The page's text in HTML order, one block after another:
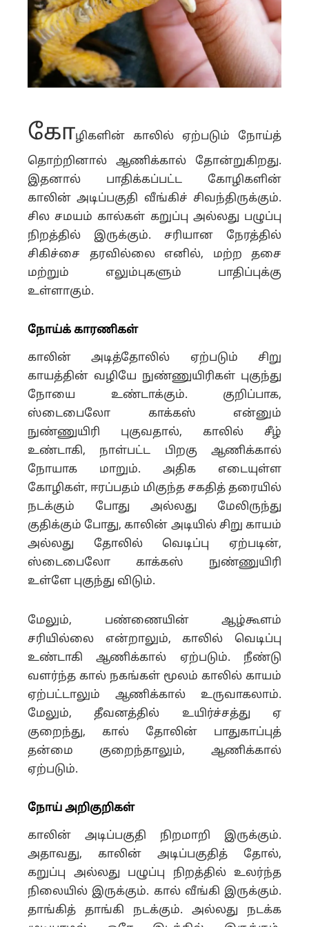
கோழிகளின் காலில் ஏற்படும் நோய்த்
தொற்றினால் ஆணிக்கால் தோன்றுகிறது.
இதனால் பாதிக்கப்பட்ட கோழிகளின்
காலின் அடிப்பகுதி வீங்கிச் சிவந்திருக்கும்.
சில சமயம் கால்கள் கறுப்பு அல்லது பழுப்பு
நிறத்தில் இருக்கும். சரியான நேரத்தில்
சிகிச்சை தரவில்லை எனில், மற்ற தசை
மற்றும் எலும்புகளும் பாதிப்புக்கு
உள்ளாகும்.
நோய்க் காரணிகள்
காலின் அடித்தோலில் ஏற்படும் சிறு
காயத்தின் வழியே நுண்ணுயிரிகள் புகுந்து
நோயை உண்டாக்கும். குறிப்பாக,
ஸ்டைபைலோ காக்கஸ் என்னும்
நுண்ணுயிரி புகுவதால், காலில் சீழ்
உண்டாகி, நாள்பட்ட பிறகு ஆணிக்கால்
நோயாக மாறும். அதிக எடையுள்ள
கோழிகள், ஈரப்பதம் மிகுந்த சகதித் தரையில்
நடக்கும் போது அல்லது மேலிருந்து
குதிக்கும் போது, காலின் அடியில் சிறு காயம்
அல்லது தோலில் வெடிப்பு ஏற்படின்,
ஸ்டைபைலோ காக்கஸ் நுண்ணுயிரி
உள்ளே புகுந்து விடும்.
மேலும், பண்ணையின் ஆழ்கூளம்
சரியில்லை என்றாலும், காலில் வெடிப்பு
உண்டாகி ஆணிக்கால் ஏற்படும். நீண்டு
வளர்ந்த கால் நகங்கள் மூலம் காலில் காயம்
ஏற்பட்டாலும் ஆணிக்கால் உருவாகலாம்.
மேலும், தீவனத்தில் உயிர்ச்சத்து ஏ
குறைந்து, கால் தோலின் பாதுகாப்புத்
தன்மை குறைந்தாலும், ஆணிக்கால்
ஏற்படும்.
நோய் அறிகுறிகள்
காலின் அடிப்பகுதி நிறமாறி இருக்கும்.
அதாவது, காலின் அடிப்பகுதித் தோல்,
கறுப்பு அல்லது பழுப்பு நிறத்தில் உலர்ந்த
நிலையில் இருக்கும். கால் வீங்கி இருக்கும்.
தாங்கித் தாங்கி நடக்கும். அல்லது நடக்க